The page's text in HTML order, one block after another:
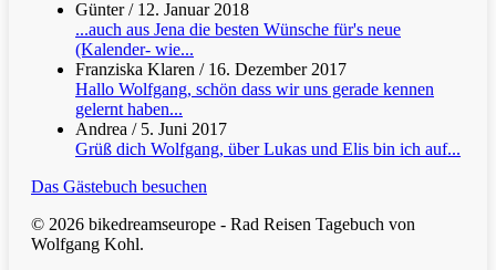
Günter/ 12. Januar 2018
...auch aus Jena die besten Wünsche für's neue
(Kalender- wie...
Franziska Klaren / 16. Dezember 2017
Hallo Wolfgang, schön dass wir uns gerade kennen
gelernt haben...
Andrea / 5. Juni 2017
Grüß dich Wolfgang, über Lukas und Elis bin ich auf...
Das Gästebuch besuchen
© 2026 bikedreamseurope - Rad Reisen Tagebuch von
Wolfgang Kohl.